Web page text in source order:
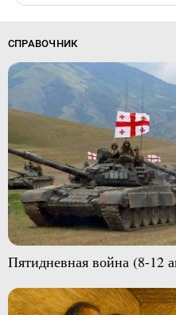
СПРАВОЧНИК
Пятидневная война (8-12